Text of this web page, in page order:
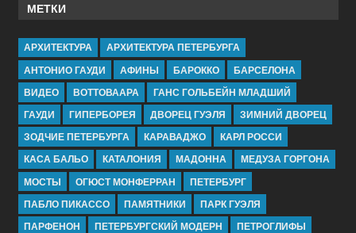
МЕТКИ
АРХИТЕКТУРА
АРХИТЕКТУРА ПЕТЕРБУРГА
АНТОНИО ГАУДИ
АФИНЫ БАРОККО
БАРСЕЛОНА
ВИДЕО
ВОТТОВААРА
ГАНС ГОЛЬБЕЙН МЛАДШИЙ
ГАУДИ
ГИПЕРБОРЕЯ ДВОРЕЦ ГУЭЛЯ
ЗИМНИЙ ДВОРЕЦ
ЗОДЧИЕ ПЕТЕРБУРГА
КАРАВАДЖО
КАРЛ РОССИ
КАСА БАЛЬО
КАТАЛОНИЯ МАДОННА
МЕДУЗА ГОРГОНА
МОСТЫ
ОГЮСТ МОНФЕРРАН
ПЕТЕРБУРГ
ПАБЛО ПИКАССО
ПАМЯТНИКИ
ПАРК ГУЭЛЯ
ПАРФЕНОН
ПЕТЕРБУРГСКИЙ МОДЕРН ПЕТРОГЛИФЫ